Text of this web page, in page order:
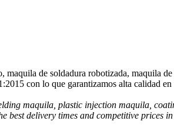
de soldadura robotizada, maquila
con lo que garantizamos alta calidad
maquila, plastic injection maquila,
best delivery times and competitive prices